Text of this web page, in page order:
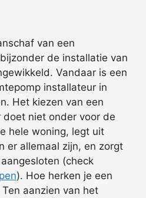
van een
de installatie van
Vandaar is een
installateur in
Het kiezen van een
niet onder voor de
hele woning, legt uit
er allemaal zijn, en zorgt
(check
). Hoe herken je een
aanzien van het